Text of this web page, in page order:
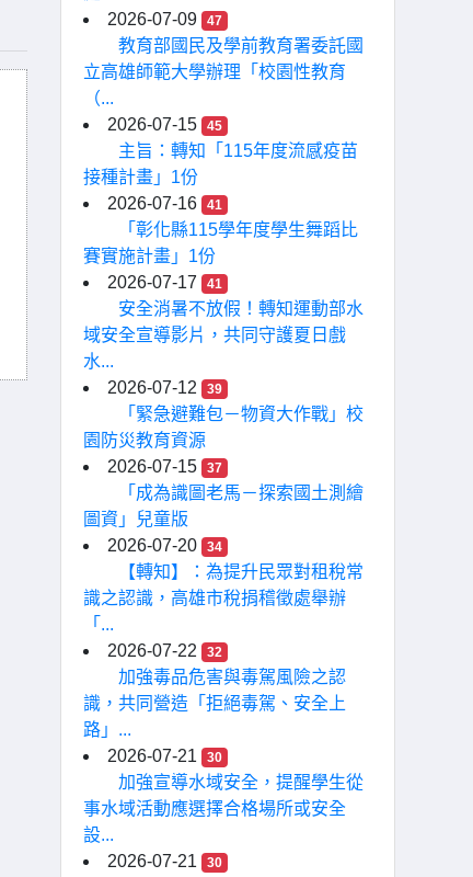
2026-07-09
47
教育部國民及學前教育署委託國
立高雄師範大學辦理「校園性教育
（...
2026-07-15
45
主旨：轉知「115年度流感疫苗
接種計畫」1份
2026-07-16
41
「彰化縣115學年度學生舞蹈比
賽實施計畫」1份
2026-07-17
41
安全消暑不放假！轉知運動部水
域安全宣導影片，共同守護夏日戲
水...
2026-07-12
39
「緊急避難包－物資大作戰」校
園防災教育資源
2026-07-15
37
「成為識圖老馬－探索國土測繪
圖資」兒童版
2026-07-20
34
【轉知】：為提升民眾對租稅常
識之認識，高雄市稅捐稽徵處舉辦
「...
2026-07-22
32
加強毒品危害與毒駕風險之認
識，共同營造「拒絕毒駕、安全上
路」...
2026-07-21
30
加強宣導水域安全，提醒學生從
事水域活動應選擇合格場所或安全
設...
2026-07-21
30